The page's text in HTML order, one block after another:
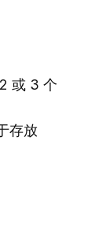
或 3 个
存放